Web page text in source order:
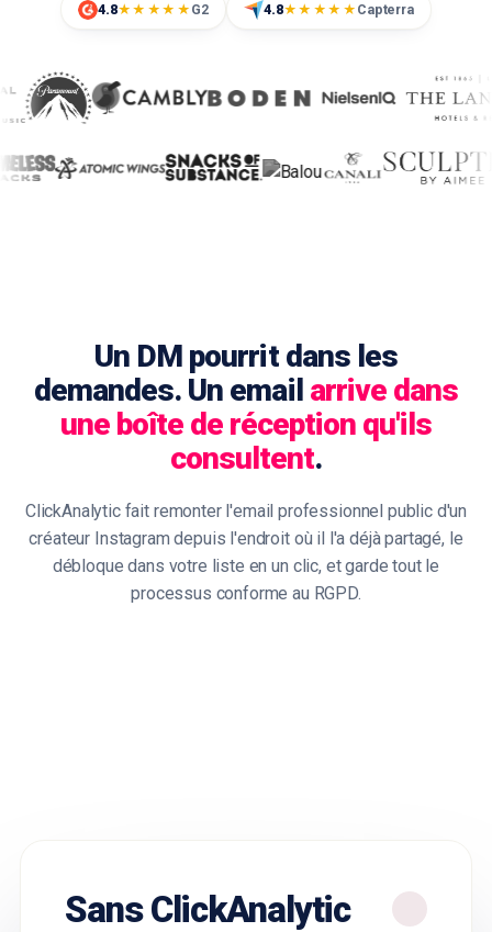
4.8★★★★★ G2 4.8★★★★★ Capterra
Un DM pourrit dans les
demandes. Un email arrive dans
une boîte de réception qu'ils
consultent.
ClickAnalytic fait remonter l'email professionnel public d'un
créateur Instagram depuis l'endroit où il l'a déjà partagé, le
débloque dans votre liste en un clic, et garde tout le
processus conforme au RGPD.
Sans ClickAnalytic